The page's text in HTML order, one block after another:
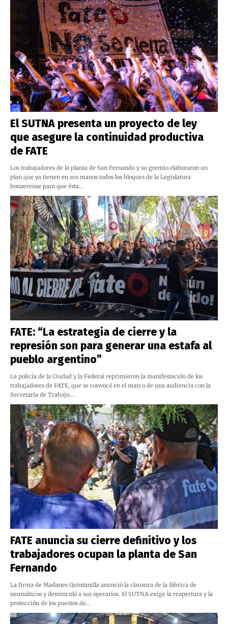
El SUTNA presenta un proyecto de ley
que asegure la continuidad productiva
de FATE
Los trabajadores de la planta de San Fernando y su gremio elaboraron un
plan que ya tienen en sus manos todos los bloques de la Legislatura
bonaerense para que ésta…
FATE: “La estrategia de cierre y la
represión son para generar una estafa al
pueblo argentino”
La policía de la Ciudad y la Federal reprimieron la manifestación de los
trabajadores de FATE, que se convocó en el marco de una audiencia con la
Secretaría de Trabajo.…
FATE anuncia su cierre definitivo y los
trabajadores ocupan la planta de San
Fernando
La firma de Madanes Quintanilla anunció la clausura de la fábrica de
neumáticos y desvinculó a sus operarios. El SUTNA exige la reapertura y la
protección de los puestos de…